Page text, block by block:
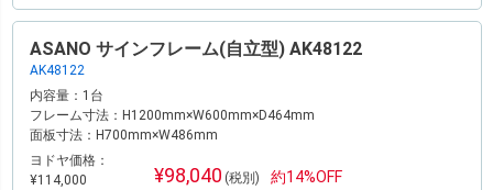
ASANO サインフレーム(自立型) AK48122
AK48122
内容量： 1台
フレーム寸法： H1200mm×W600mm×D464mm
面板寸法： H700mm×W486mm
ヨドヤ価格：
¥114,000
¥98,040 (税別) 約14%OFF